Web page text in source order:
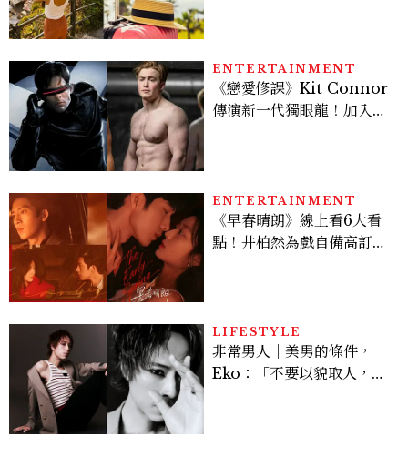
ENTERTAINMENT
《戀愛修課》Kit Connor
傳演新一代獨眼龍！加入新
ENTERTAINMENT
《早春晴朗》線上看6大看
點！井柏然為戲自備高訂，
LIFESTYLE
非常男人｜美男的條件，
Eko：「不要以貌取人，內